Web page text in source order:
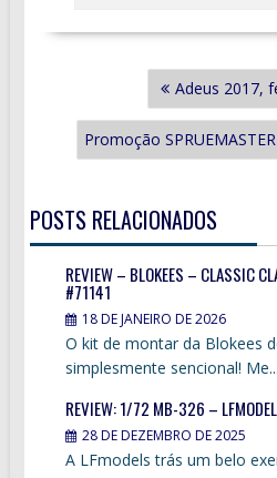
Adeus 2017,
Promoção
POSTS RELACIONADOS
REVIEW – BLOKEES – CLASSIC
#71141
18 DE JANEIRO DE 2026
O kit de montar da Blokees
simplesmente sencional! Me...
REVIEW: 1/72 MB-326 –
28 DE DEZEMBRO DE 2025
A LFmodels trás um belo